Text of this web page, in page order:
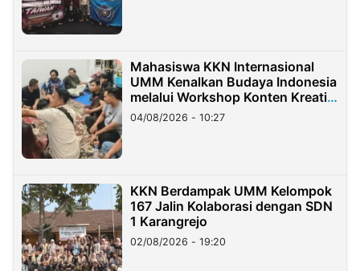
Mahasiswa KKN Internasional
UMM Kenalkan Budaya Indonesia
melalui Workshop Konten Kreatif
di Taiwan
04/08/2026 - 10:27
KKN Berdampak UMM Kelompok
167 Jalin Kolaborasi dengan SDN
1 Karangrejo
02/08/2026 - 19:20